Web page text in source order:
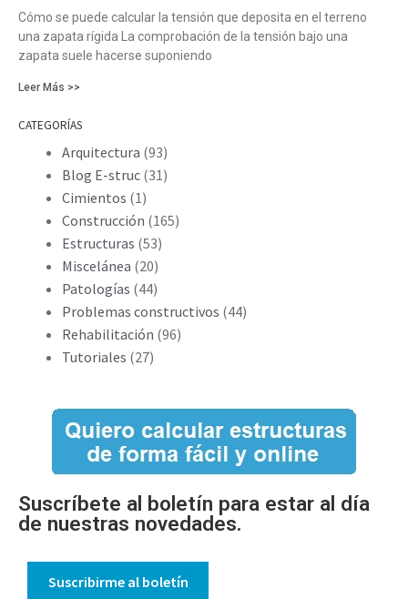
Cómo se puede calcular la tensión que deposita en el terreno
una zapata rígida La comprobación de la tensión bajo una
zapata suele hacerse suponiendo
Leer Más >>
CATEGORÍAS
Arquitectura (93)
Blog E-struc (31)
Cimientos (1)
Construcción (165)
Estructuras (53)
Miscelánea (20)
Patologías (44)
Problemas constructivos (44)
Rehabilitación (96)
Tutoriales (27)
Suscríbete al boletín para estar al día
de nuestras novedades.
Suscribirme al boletín